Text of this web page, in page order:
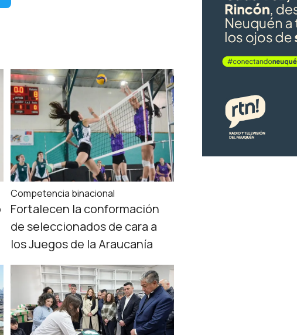
Competencia binacional
Fortalecen la conformación
de seleccionados de cara a
los Juegos de la Araucanía